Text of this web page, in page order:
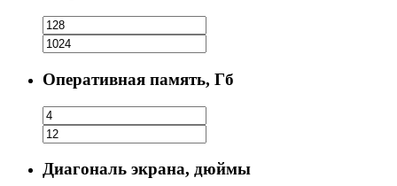
Оперативная память, Гб
Диагональ экрана, дюймы